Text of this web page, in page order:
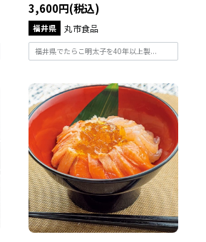
3,600円(税込)
福井県 丸市食品
福井県でたらこ明太子を40年以上製...